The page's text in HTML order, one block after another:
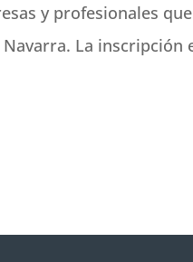
y profesionales que
La inscripción